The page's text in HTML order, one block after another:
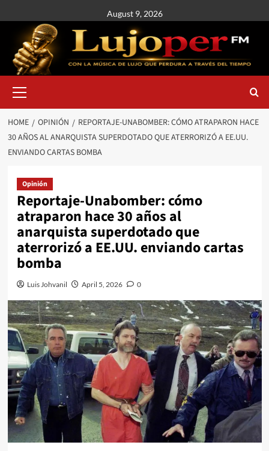
August 9, 2026
HOME OPINIÓN
REPORTAJE-UNABOMBER: CÓMO ATRAPARON HACE
30 AÑOS AL ANARQUISTA SUPERDOTADO QUE ATERRORIZÓ A EE.UU.
ENVIANDO CARTAS BOMBA
Opinión
Reportaje-Unabomber: cómo
atraparon hace 30 años al
anarquista superdotado que
aterrorizó a EE.UU. enviando cartas
bomba
Luis Johvanil April 5, 2026 0